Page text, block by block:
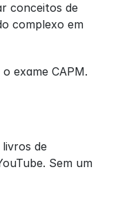
conceitos de
complexo em
exame CAPM.
de
Sem um